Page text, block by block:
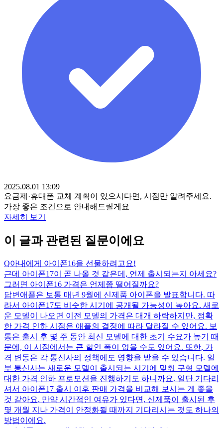
2025.08.01 13:09
요금제·휴대폰 교체 계획이 있으시다면, 시점만 알려주세요.
가장 좋은 조건으로 안내해드릴게요
자세히 보기
이 글과 관련된 질문이에요
Q아내에게 아이폰16을 선물하려고요!
근데 아이폰17이 곧 나올 것 같은데, 언제 출시되는지 아세요?
그러면 아이폰16 가격은 언제쯤 떨어질까요?
답변 애플은 보통 매년 9월에 신제품 아이폰을 발표합니다. 따
라서 아이폰17도 비슷한 시기에 공개될 가능성이 높아요. 새로
운 모델이 나오면 이전 모델의 가격은 대개 하락하지만, 정확
한 가격 인하 시점은 애플의 결정에 따라 달라질 수 있어요. 보
통은 출시 후 몇 주 동안 최신 모델에 대한 초기 수요가 높기 때
문에, 이 시점에서는 큰 할인 폭이 없을 수도 있어요. 또한, 가
격 변동은 각 통신사의 정책에도 영향을 받을 수 있습니다. 일
부 통신사는 새로운 모델이 출시되는 시기에 맞춰 구형 모델에
대한 가격 인하 프로모션을 진행하기도 하니까요. 일단 기다리
셔서 아이폰17 출시 이후 판매 가격을 비교해 보시는 게 좋을
것 같아요. 만약 시간적인 여유가 있다면, 신제품이 출시된 후
몇 개월 지나 가격이 안정화될 때까지 기다리시는 것도 하나의
방법이에요.